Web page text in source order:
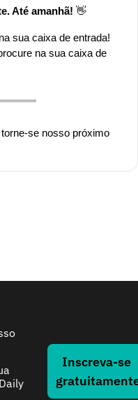
Até amanhã! 👋
sua caixa de entrada!
na sua caixa de
se nosso próximo
Inscreva-se